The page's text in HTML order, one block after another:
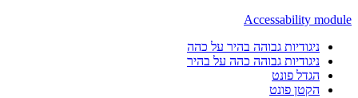
Accessability module
ניגודיות גבוהה בהיר על כהה
ניגודיות גבוהה כהה על בהיר
הגדל פונט
הקטן פונט